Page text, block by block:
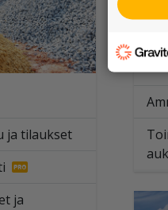
ja tilaukset
ja